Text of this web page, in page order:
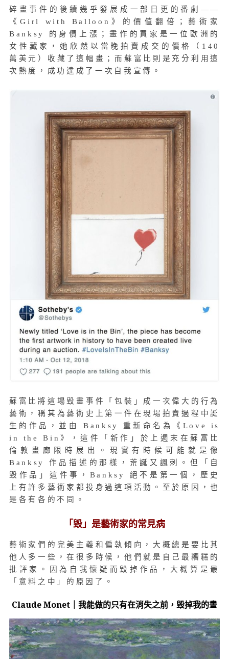
碎畫事件的後續幾乎發展成一部日更的番劇——
《Girl with Balloon》的價值翻倍；藝術家
Banksy 的身價上漲；畫作的買家是一位歐洲的
女性藏家，她欣然以當晚拍賣成交的價格（140
萬美元）收藏了這幅畫；而蘇富比則是充分利用這
次熱度，成功達成了一次自我宣傳。
蘇富比將這場毀畫事件「包裝」成一次偉大的行為
藝術，稱其為藝術史上第一件在現場拍賣過程中誕
生的作品，並由 Banksy 重新命名為《Love is
in the Bin》，這件「新作」於上週末在蘇富比
倫敦畫廊限時展出。現實有時候可能就是像
Banksy 作品描述的那樣，荒誕又諷刺。但「自
毀作品」這件事，Banksy 絕不是第一個，歷史
上有許多藝術家都投身過這項活動。至於原因，也
是各有各的不同。
「毀」是藝術家的常見病
藝術家們的完美主義和偏執傾向，大概總是要比其
他人多一些，在很多時候，他們就是自己最糟糕的
批評家。因為自我懷疑而毀掉作品，大概算是最
「意料之中」的原因了。
Claude Monet｜ 我能做的只有在消失之前，毀掉我的畫